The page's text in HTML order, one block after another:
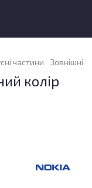
частини Зовнішні
колір